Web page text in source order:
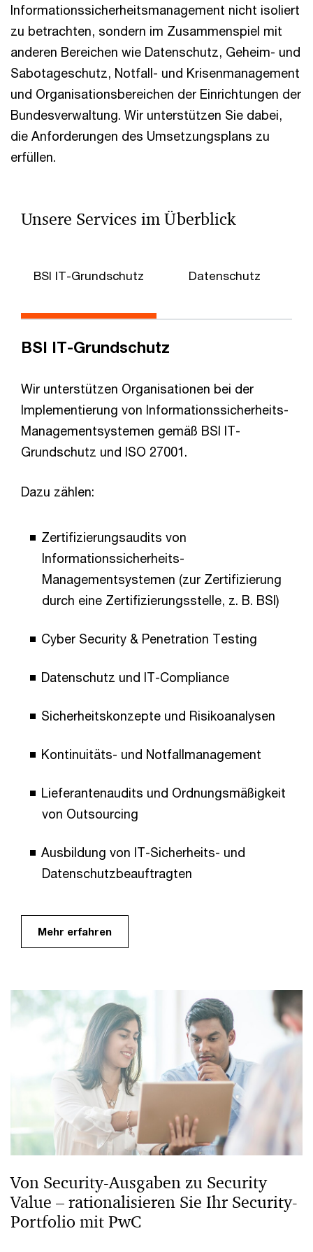
Informationssicherheitsmanagement nicht isoliert
zu betrachten, sondern im Zusammenspiel mit
anderen Bereichen wie Datenschutz, Geheim- und
Sabotageschutz, Notfall- und Krisenmanagement
und Organisationsbereichen der Einrichtungen der
Bundesverwaltung. Wir unterstützen Sie dabei,
die Anforderungen des Umsetzungsplans zu
erfüllen.
Unsere Services im Überblick
BSI IT-Grundschutz Datenschutz
BSI IT-Grundschutz
Wir unterstützen Organisationen bei der
Implementierung von Informationssicherheits-
Managementsystemen gemäß BSI IT-
Grundschutz und ISO 27001.
Dazu zählen:
Zertifizierungsaudits von
Informationssicherheits-
Managementsystemen (zur Zertifizierung
durch eine Zertifizierungsstelle, z. B. BSI)
Cyber Security & Penetration Testing
Datenschutz und IT-Compliance
Sicherheitskonzepte und Risikoanalysen
Kontinuitäts- und Notfallmanagement
Lieferantenaudits und Ordnungsmäßigkeit
von Outsourcing
Ausbildung von IT-Sicherheits- und
Datenschutzbeauftragten
Mehr erfahren
Von Security-Ausgaben zu Security
Value – rationalisieren Sie Ihr Security-
Portfolio mit PwC